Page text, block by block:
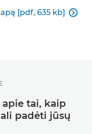
[pdf, 635 kb] 
tai, kaip
padėti jūsų